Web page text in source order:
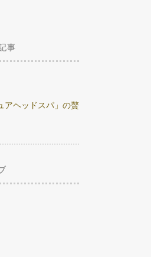
事
アヘッドスパ」の贅